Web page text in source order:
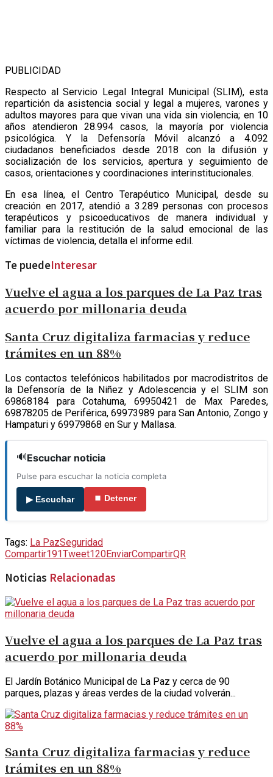
PUBLICIDAD
Respecto al Servicio Legal Integral Municipal (SLIM), esta
repartición da asistencia social y legal a mujeres, varones y
adultos mayores para que vivan una vida sin violencia; en 10
años atendieron 28.994 casos, la mayoría por violencia
psicológica. Y la Defensoría Móvil alcanzó a 4.092
ciudadanos beneficiados desde 2018 con la difusión y
socialización de los servicios, apertura y seguimiento de
casos, orientaciones y coordinaciones interinstitucionales.
En esa línea, el Centro Terapéutico Municipal, desde su
creación en 2017, atendió a 3.289 personas con procesos
terapéuticos y psicoeducativos de manera individual y
familiar para la restitución de la salud emocional de las
víctimas de violencia, detalla el informe edil.
Te puedeInteresar
Vuelve el agua a los parques de La Paz tras
acuerdo por millonaria deuda
Santa Cruz digitaliza farmacias y reduce
trámites en un 88%
Los contactos telefónicos habilitados por macrodistritos de
la Defensoría de la Niñez y Adolescencia y el SLIM son
69868184 para Cotahuma, 69950421 de Max Paredes,
69878205 de Periférica, 69973989 para San Antonio, Zongo y
Hampaturi y 69979868 en Sur y Mallasa.
🔊Escuchar noticia
Pulse para escuchar la noticia completa
▶ Escuchar ⏹ Detener
Tags: La PazSeguridad
Compartir191Tweet120EnviarCompartirQR
Noticias Relacionadas
Vuelve el agua a los parques de La Paz tras
acuerdo por millonaria deuda
El Jardín Botánico Municipal de La Paz y cerca de 90
parques, plazas y áreas verdes de la ciudad volverán...
Santa Cruz digitaliza farmacias y reduce
trámites en un 88%